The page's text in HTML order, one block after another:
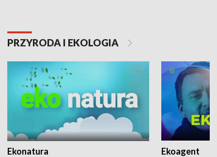
PRZYRODA I EKOLOGIA
Ekonatura Ekoagent